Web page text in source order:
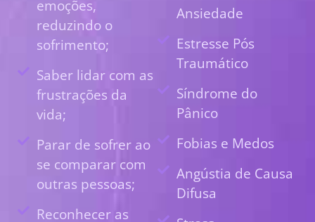
emoções,
reduzindo o
sofrimento;
Saber lidar com as
frustrações da
vida;
Parar de sofrer ao
se comparar com
outras pessoas;
Reconhecer as
Ansiedade
Estresse Pós
Traumático
Síndrome do
Pânico
Fobias e Medos
Angústia de Causa
Difusa